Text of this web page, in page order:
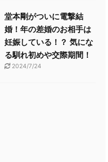
堂本剛がついに電撃結
婚！年の差婚のお相手は
妊娠している！？ 気にな
る馴れ初めや交際期間！
2024/7/24